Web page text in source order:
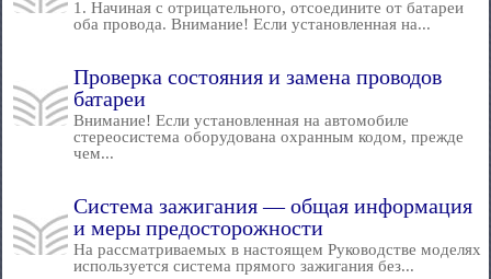
1. Начиная с отрицательного, отсоедините от батареи
оба провода. Внимание! Если установленная на...
Проверка состояния и замена проводов
батареи
Внимание! Если установленная на автомобиле
стереосистема оборудована охранным кодом, прежде
чем...
Система зажигания — общая информация
и меры предосторожности
На рассматриваемых в настоящем Руководстве моделях
используется система прямого зажигания без...